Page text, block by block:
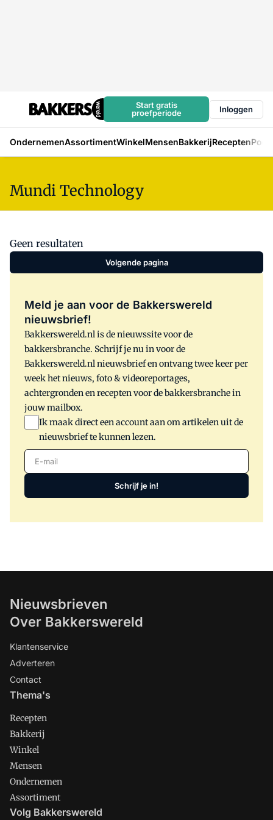
Start gratis
proefperiode
Inloggen
OndernemenAssortimentWinkelMensenBakkerijRecepten
Mundi Technology
Geen resultaten
Volgende pagina
Meld je aan voor de Bakkerswereld
nieuwsbrief!
Bakkerswereld.nl is de nieuwssite voor de
bakkersbranche. Schrijf je nu in voor de
Bakkerswereld.nl nieuwsbrief en ontvang twee keer per
week het nieuws, foto & videoreportages,
achtergronden en recepten voor de bakkersbranche in
jouw mailbox.
Ik maak direct een account aan om artikelen uit de
nieuwsbrief te kunnen lezen.
E-mail
Schrijf je in!
Nieuwsbrieven
Over Bakkerswereld
Klantenservice
Adverteren
Contact
Thema's
Recepten
Bakkerij
Winkel
Mensen
Ondernemen
Assortiment
Volg Bakkerswereld